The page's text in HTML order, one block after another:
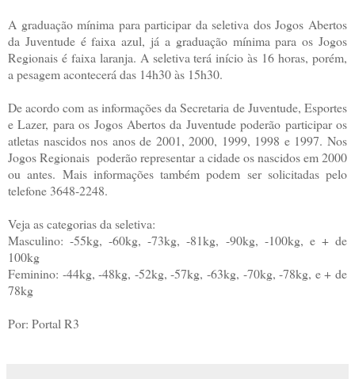
A graduação mínima para participar da seletiva dos Jogos Abertos
da Juventude é faixa azul, já a graduação mínima para os Jogos
Regionais é faixa laranja. A seletiva terá início às 16 horas, porém,
a pesagem acontecerá das 14h30 às 15h30.
De acordo com as informações da Secretaria de Juventude, Esportes
e Lazer, para os Jogos Abertos da Juventude poderão participar os
atletas nascidos nos anos de 2001, 2000, 1999, 1998 e 1997. Nos
Jogos Regionais poderão representar a cidade os nascidos em 2000
ou antes. Mais informações também podem ser solicitadas pelo
telefone 3648-2248.
Veja as categorias da seletiva:
Masculino: -55kg, -60kg, -73kg, -81kg, -90kg, -100kg, e + de
100kg
Feminino: -44kg, -48kg, -52kg, -57kg, -63kg, -70kg, -78kg, e + de
78kg
Por: Portal R3